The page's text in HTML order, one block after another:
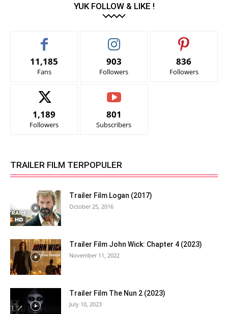
YUK FOLLOW & LIKE !
11,185
Fans
903
Followers
836
Followers
1,189
Followers
801
Subscribers
TRAILER FILM TERPOPULER
Trailer Film Logan (2017)
October 25, 2016
Trailer Film John Wick: Chapter 4 (2023)
November 11, 2022
Trailer Film The Nun 2 (2023)
July 10, 2023